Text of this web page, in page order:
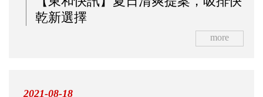
乾新選擇
more
2021-08-18